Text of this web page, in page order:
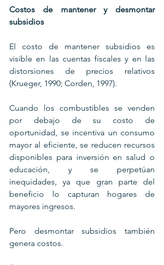
Costos de mantener y desmontar
subsidios
El costo de mantener subsidios es
visible en las cuentas fiscales y en las
distorsiones de precios relativos
(Krueger, 1990; Corden, 1997).
Cuando los combustibles se venden
por debajo de su costo de
oportunidad, se incentiva un consumo
mayor al eficiente, se reducen recursos
disponibles para inversión en salud o
educación, y se perpetúan
inequidades, ya que gran parte del
beneficio lo capturan hogares de
mayores ingresos.
Pero desmontar subsidios también
genera costos.